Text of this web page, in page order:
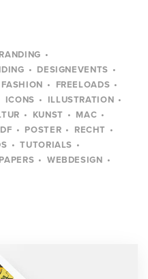
DESIGNEVENTS
FASHION
FREELOADS
ICONS
ILLUSTRATION
KUNST
MAC
POSTER
RECHT
TUTORIALS
WEBDESIGN